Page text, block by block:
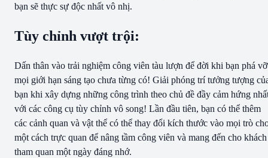
bạn sẽ thực sự độc nhất vô nhị.
Tùy chỉnh vượt trội:
Dấn thân vào trải nghiệm công viên tàu lượn để đời khi bạn phá vỡ
mọi giới hạn sáng tạo chưa từng có! Giải phóng trí tưởng tượng
bạn khi xây dựng những công trình theo chủ đề đầy cảm hứng
với các công cụ tùy chỉnh vô song! Lần đầu tiên, bạn có thể thêm
các cảnh quan và vật thể có thể thay đổi kích thước vào mọi trò
một cách trực quan để nâng tầm công viên và mang đến cho khách
tham quan một ngày đáng nhớ.